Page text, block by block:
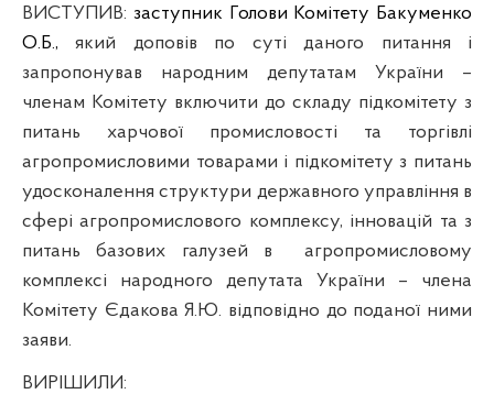
ВИСТУПИВ: заступник Голови Комітету Бакуменко
О.Б.,який доповів по суті даного питання і
запропонував народним депутатам України –
членам Комітету включити до складу підкомітету з
питань харчової промисловості та торгівлі
агропромисловими товарами і підкомітету з питань
удосконалення структури державного управління в
сфері агропромислового комплексу, інновацій та з
питань базових галузей в
агропромисловому
комплексі народного депутата України – члена
Комітету Єдакова Я.Ю. відповідно до поданої ними
заяви.
ВИРІШИЛИ: